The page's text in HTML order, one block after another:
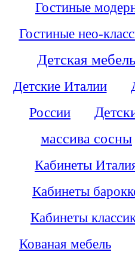
Гостиные
Гостиные нео-
Детская мебель
Детские Италии
России
массива сосны
Кабинеты
Кабинеты
Кабинеты
Кованая мебель